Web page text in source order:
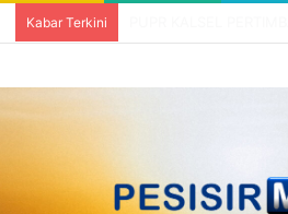
Kabar Terkini